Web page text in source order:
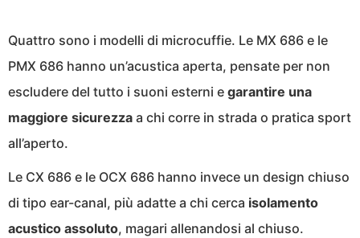
Quattro sono i modelli di microcuffie. Le MX 686 e le
PMX 686 hanno un’acustica aperta, pensate per non
escludere del tutto i suoni esterni e garantire una
maggiore sicurezza a chi corre in strada o pratica sport
all’aperto.
Le CX 686 e le OCX 686 hanno invece un design chiuso
di tipo ear-canal, più adatte a chi cerca isolamento
acustico assoluto, magari allenandosi al chiuso.